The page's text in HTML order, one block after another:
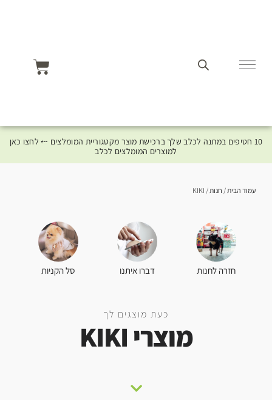
10 חטיפים במתנה לכלב שלך ברכישת מוצר מקטגוריית המומלצים ⤎ לחצו כאן
למוצרים המומלצים לכלב
עמוד הבית / חנות / KIKI
חזרה לחנות דברו איתנו סל הקניות
כעת מוצגים לך
מוצרי KIKI